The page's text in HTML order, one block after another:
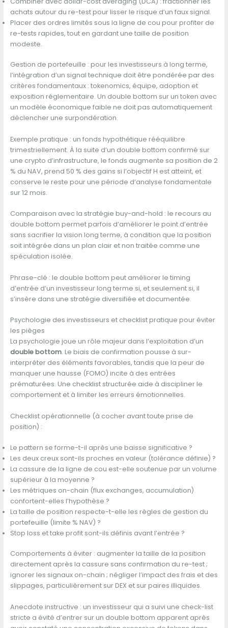
achats autour du re-test pour lisser le risque d’un faux signal.
Placer des ordres limités sous la ligne de cou pour profiter de
re-tests rapides, tout en gardant une taille de position
modeste.
Gestion de portefeuille : pour les investisseurs à long terme,
l’intégration d’un signal technique doit être pondérée par des
critères fondamentaux : tokenomics, équipe, adoption et
exposition réglementaire. Un double bottom sur un token avec
un modèle économique faible ne doit pas automatiquement
déclencher une surpondération.
Exemple pratique : un fonds hypothétique rééquilibre
trimestriellement. À la suite d’un double bottom confirmé sur
une crypto d’infrastructure, le fonds augmente sa position de 2
% du NAV, prend 50 % des gains si l’objectif H est atteint, et
conserve le reste pour une période d’analyse fondamentale
sur 12 mois.
Comparaison avec la stratégie buy-and-hold : le recours au
double bottom permet parfois d’améliorer le point d’entrée
sans sacrifier la vision long terme, à condition que la position
soit intégrée dans un plan clair et non traitée comme une
spéculation isolée.
Phrase-clé : le double bottom peut améliorer le timing
d’entrée d’un investisseur long terme si, et seulement si, il
s’insère dans une stratégie diversifiée et documentée.
Psychologie des investisseurs et checklist pratique pour éviter
les pièges
La psychologie joue un rôle majeur dans l’exploitation d’un
double bottom. Le biais de confirmation pousse à sur-
interpréter des éléments favorables, tandis que la peur de
manquer une hausse (FOMO) incite à des entrées
prématurées. Une checklist structurée aide à discipliner le
comportement et à limiter les erreurs émotionnelles.
Checklist opérationnelle (à cocher avant toute prise de
position) :
Le pattern se forme-t-il après une baisse significative ?
Les deux creux sont-ils proches en valeur (tolérance définie) ?
La cassure de la ligne de cou est-elle soutenue par un volume
supérieur à la moyenne ?
Les métriques on-chain (flux exchanges, accumulation)
confortent-elles l’hypothèse ?
La taille de position respecte-t-elle les règles de gestion du
portefeuille (limite % NAV) ?
Stop loss et take profit sont-ils définis avant l’entrée ?
Comportements à éviter : augmenter la taille de la position
directement après la cassure sans confirmation du re-test ;
ignorer les signaux on-chain ; négliger l’impact des frais et des
slippages, particulièrement sur DEX et sur paires illiquides.
Anecdote instructive : un investisseur qui a suivi une check-list
stricte a évité d’entrer sur un double bottom apparent après